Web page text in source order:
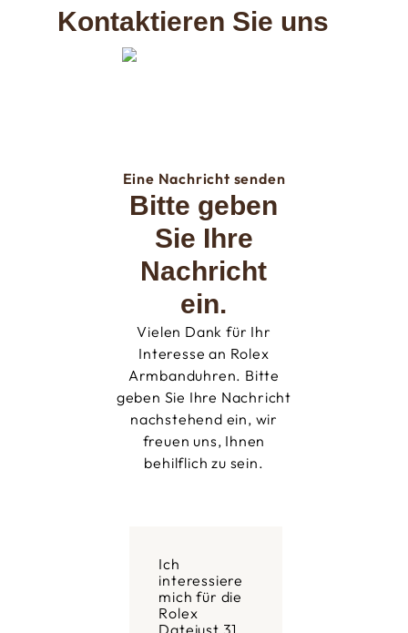
Kontaktieren Sie uns
Eine Nachricht senden
Bitte geben
Sie Ihre
Nachricht
ein.
Vielen Dank für Ihr
Interesse an Rolex
Armbanduhren. Bitte
geben Sie Ihre Nachricht
nachstehend ein, wir
freuen uns, Ihnen
behilflich zu sein.